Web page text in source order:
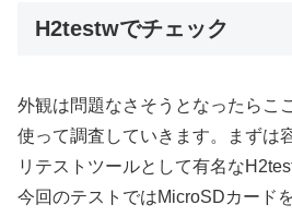
H2testwでチェック
外観は問題なさそうとなったらこ
使って調査していきます。まずは
リテストツールとして有名な
今回のテストではMicroSDカード